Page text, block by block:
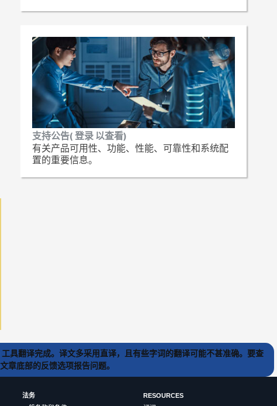
支持公告( 登录 以查看)
有关产品可用性、功能、性能、可靠性和系统配
置的重要信息。
具翻译完成。译文多采用直译，且有些字词的翻译可能不甚准确。要查
章底部的反馈选项报告问题。
法务
RESOURCES